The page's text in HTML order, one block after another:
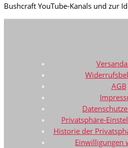
Bushcraft YouTube-Kanals und zur
AGB
Privatsphäre-
Historie der
Einwilligungen